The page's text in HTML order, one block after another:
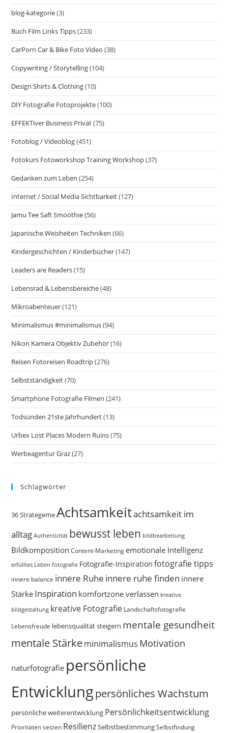
blog-kategorie(3)
Buch Film Links Tipps(233)
CarPorn Car & Bike Foto Video (38)
Copywriting / Storytelling(104)
Design Shirts & Clothing(10)
DIY Fotografie Fotoprojekte(100)
EFFEKTiver Business Privat(75)
Fotoblog / Videoblog(451)
Fotokurs Fotoworkshop Training Workshop(37)
Gedanken zum Leben (254)
Internet / Social Media Sichtbarkeit(127)
Jamu Tee Saft Smoothie(56)
Japanische Weisheiten Techniken (66)
Kindergeschichten / Kinderbücher(147)
Leaders are Readers(15)
Lebensrad & Lebensbereiche(48)
Mikroabenteuer(121)
Minimalismus #minimalismus(94)
Nikon Kamera Objektiv Zubehör(16)
Reisen Fotoreisen Roadtrip(276)
Selbstständigkeit(70)
Smartphone Fotografie Filmen (241)
Todsünden 21ste Jahrhundert(13)
Urbex Lost Places Modern Ruins(75)
Werbeagentur Graz(27)
Schlagwörter
36 StrategemeAchtsamkeitachtsamkeit im
alltag Authentizität bewusst leben bildbearbeitung
Bildkomposition Content-Marketing emotionale Intelligenz
erfülltes Leben fotografie Fotografie-Inspiration fotografie tipps
innere balance innere Ruhe innere ruhe finden innere
Stärke Inspiration komfortzone verlassen kreative
bildgestaltung kreative Fotografie Landschaftsfotografie
Lebensfreude lebensqualität steigern mentale gesundheit
mentale Stärkeminimalismus Motivation
naturfotografie persönliche
Entwicklungpersönliches Wachstum
persönliche weiterentwicklung Persönlichkeitsentwicklung
Prioritäten setzen ResilienzSelbstbestimmung Selbstfindung